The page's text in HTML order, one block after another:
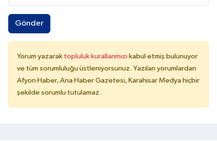
Gönder
Yorum yazarak topluluk kurallarımızı kabul etmiş bulunuyor
ve tüm sorumluluğu üstleniyorsunuz. Yazılan yorumlardan
Afyon Haber, Ana Haber Gazetesi, Karahisar Medya hiçbir
şekilde sorumlu tutulamaz.